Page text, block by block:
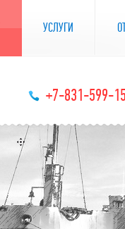
УСЛУГИ
+7-831-599-